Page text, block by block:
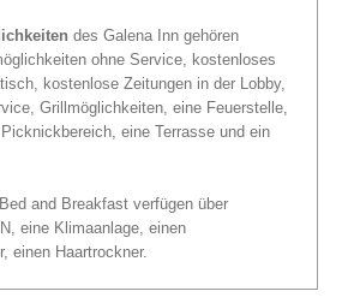
des Galena Inn gehören
ohne Service, kostenloses
kostenlose Zeitungen in der Lobby,
Grillmöglichkeiten, eine Feuerstelle,
eine Terrasse und ein
and Breakfast verfügen über
eine Klimaanlage, einen
einen Haartrockner.